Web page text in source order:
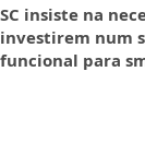
SC insiste na
investirem num
funcional para